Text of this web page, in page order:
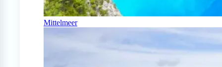
Mittelmeer